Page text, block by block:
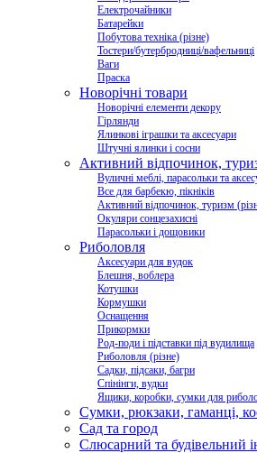
Електрочайники
Батарейки
Побутова техніка (різне)
Тостери/бутербродниці/вафельниці
Ваги
Праска
Новорічні товари
Новорічні елементи декору
Гірлянди
Ялинкові іграшки та аксесуари
Штучні ялинки і сосни
Активний відпочинок,
Вуличні меблі, парасольки та
Все для барбекю, пікніків
Активний відпочинок, туризм
Окуляри сонцезахисні
Парасольки і дощовики
Риболовля
Аксесуари для вудок
Блешня, воблера
Котушки
Кормушки
Оснащення
Прикормки
Род-поди і підставки під вудилища
Риболовля (різне)
Садки, підсаки, багри
Спінінги, вудки
Ящики, коробки, сумки для
Сумки, рюкзаки, гаманці,
Сад та город
Слюсарний та будівельний